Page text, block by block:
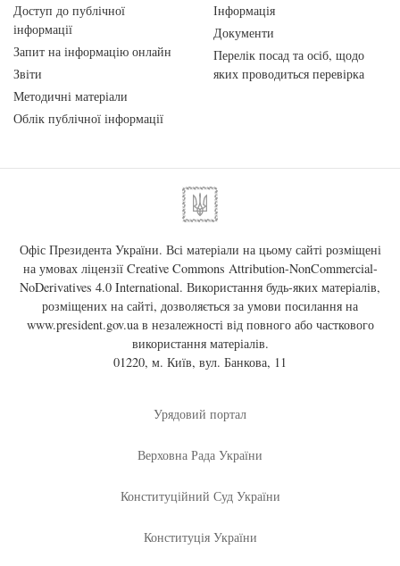
Доступ до публічної
інформації
Запит на інформацію онлайн
Звіти
Методичні матеріали
Облік публічної інформації
Інформація
Документи
Перелік посад та осіб, щодо
яких проводиться перевірка
Офіс Президента України. Всі матеріали на цьому сайті розміщені
на умовах ліцензії Creative Commons Attribution-NonCommercial-
NoDerivatives 4.0 International. Використання будь-яких матеріалів,
розміщених на сайті, дозволяється за умови посилання на
www.president.gov.uaв незалежності від повного або часткового
використання матеріалів.
01220, м. Київ, вул. Банкова, 11
Урядовий портал
Верховна Рада України
Конституційний Суд України
Конституція України